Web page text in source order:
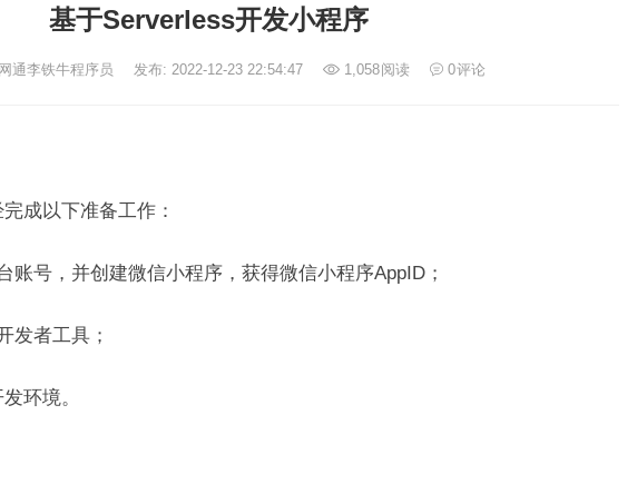
基于Serverless开发小程序
通李铁牛程序员 发布: 2022-12-23 22:54:47 1,058阅读 0评论
成以下准备工作：
账号，并创建微信小程序，获得微信小程序AppID；
发者工具；
环境。